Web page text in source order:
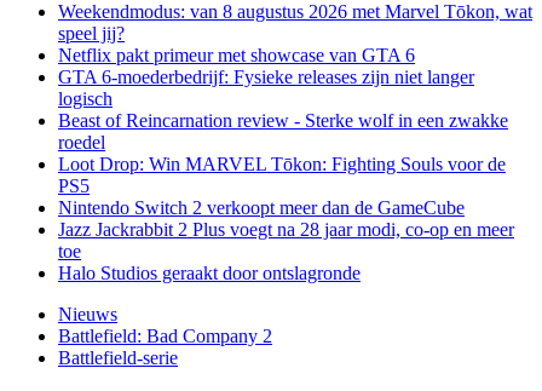
Weekendmodus: van 8 augustus 2026 met Marvel Tōkon, wat
speel jij?
Netflix pakt primeur met showcase van GTA 6
GTA 6-moederbedrijf: Fysieke releases zijn niet langer
logisch
Beast of Reincarnation review - Sterke wolf in een zwakke
roedel
Loot Drop: Win MARVEL Tōkon: Fighting Souls voor de
PS5
Nintendo Switch 2 verkoopt meer dan de GameCube
Jazz Jackrabbit 2 Plus voegt na 28 jaar modi, co-op en meer
toe
Halo Studios geraakt door ontslagronde
Nieuws
Battlefield: Bad Company 2
Battlefield-serie